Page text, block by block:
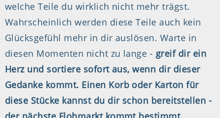
welche Teile du wirklich nicht mehr trägst.
Wahrscheinlich werden diese Teile auch kein
Glücksgefühl mehr in dir auslösen. Warte in
diesen Momenten nicht zu lange - greif dir ein
Herz und sortiere sofort aus, wenn dir dieser
Gedanke kommt. Einen Korb oder Karton für
diese Stücke kannst du dir schon bereitstellen -